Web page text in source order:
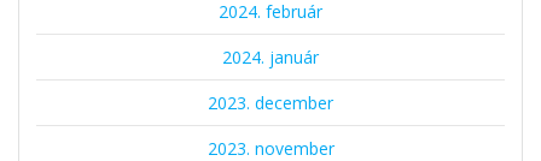
2024. február
2024. január
2023. december
2023. november